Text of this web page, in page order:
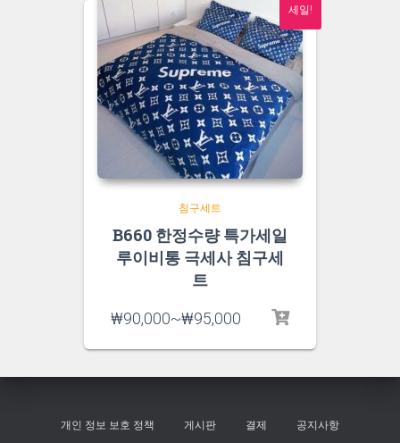
세일!
침구세트
B660 한정수량 특가세일
루이비통 극세사 침구세
트
₩90,000~₩95,000
개인 정보 보호 정책 게시판 결제 공지사항